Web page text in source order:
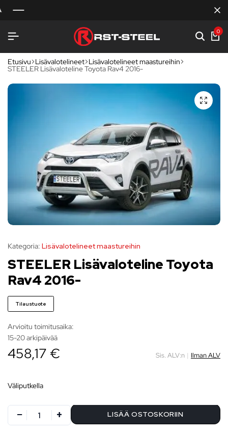
0
Etusivu Lisävalotelineet Lisävalotelineet maastureihin
STEELER Lisävaloteline Toyota Rav4 2016-
Kategoria: Lisävalotelineet maastureihin
STEELER Lisävaloteline Toyota
Rav4 2016-
Tilaustuote
Arvioitu toimitusaika:
15-20 arkipäivää
458,17 € Sis. ALV:n | Ilman ALV
Väliputkella
LISÄÄ OSTOSKORIIN